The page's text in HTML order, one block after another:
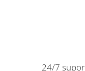
24/7